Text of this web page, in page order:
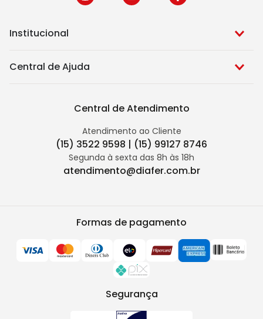
Institucional
Central de Ajuda
Central de Atendimento
Atendimento ao Cliente
(15) 3522 9598 | (15) 99127 8746
Segunda à sexta das 8h às 18h
atendimento@diafer.com.br
Formas de pagamento
Segurança